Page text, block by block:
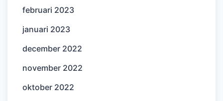
februari 2023
januari 2023
december 2022
november 2022
oktober 2022